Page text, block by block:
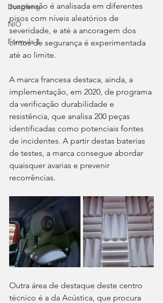
Dongfeng
NIO
Fórmula 3
suspensão é analisada em diferentes
pisos com níveis aleatórios de
severidade, e até a ancoragem dos
cintos de segurança é experimentada
até ao limite.
A marca francesa destaca, ainda, a
implementação, em 2020, de programa
da verificação durabilidade e
resistência, que analisa 200 peças
identificadas como potenciais fontes
de incidentes. A partir destas baterias
de testes, a marca consegue abordar
quaisquer avarias e prevenir
recorrências.
Outra área de destaque deste centro
técnico é a da Acústica, que procura